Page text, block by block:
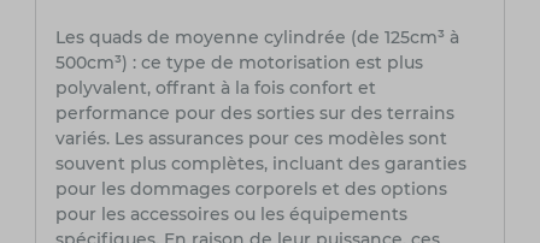
Les quads de moyenne cylindrée (de 125cm³ à
500cm³) : ce type de motorisation est plus
polyvalent, offrant à la fois confort et
performance pour des sorties sur des terrains
variés. Les assurances pour ces modèles sont
souvent plus complètes, incluant des garanties
pour les dommages corporels et des options
pour les accessoires ou les équipements